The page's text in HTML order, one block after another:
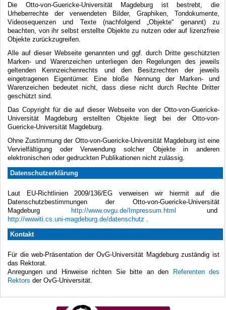
Die Otto-von-Guericke-Universität Magdeburg ist bestrebt, die
Urheberrechte der verwendeten Bilder, Graphiken, Tondokumente,
Videosequenzen und Texte (nachfolgend „Objekte“ genannt) zu
beachten, von ihr selbst erstellte Objekte zu nutzen oder auf lizenzfreie
Objekte zurückzugreifen.
Alle auf dieser Webseite genannten und ggf. durch Dritte geschützten
Marken- und Warenzeichen unterliegen den Regelungen des jeweils
geltenden Kennzeichenrechts und den Besitzrechten der jeweils
eingetragenen Eigentümer. Eine bloße Nennung der Marken- und
Warenzeichen bedeutet nicht, dass diese nicht durch Rechte Dritter
geschützt sind.
Das Copyright für die auf dieser Webseite von der Otto-von-Guericke-
Universität Magdeburg erstellten Objekte liegt bei der Otto-von-
Guericke-Universität Magdeburg.
Ohne Zustimmung der Otto-von-Guericke-Universität Magdeburg ist eine
Vervielfältigung oder Verwendung solcher Objekte in anderen
elektronischen oder gedruckten Publikationen nicht zulässig.
Datenschutzerklärung
Laut EU-Richtlinien 2009/136/EG verweisen wir hiermit auf die
Datenschutzbestimmungen der Otto-von-Guericke-Universität
Magdeburg
http://www.ovgu.de/Impressum.html
und
http://wwwiti.cs.uni-magdeburg.de/datenschutz
Kontakt
Für die web-Präsentation der OvG-Universität Magdeburg zuständig ist
das Rektorat.
Anregungen und Hinweise richten Sie bitte an den
Referenten des
Rektors der OvG-Universität.